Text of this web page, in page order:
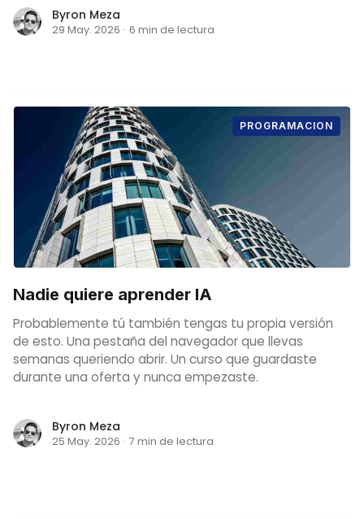
Byron Meza
29 May. 2026 · 6 min de lectura
PROGRAMACION
Nadie quiere aprender IA
Probablemente tú también tengas tu propia versión
de esto. Una pestaña del navegador que llevas
semanas queriendo abrir. Un curso que guardaste
durante una oferta y nunca empezaste.
Byron Meza
25 May. 2026 · 7 min de lectura